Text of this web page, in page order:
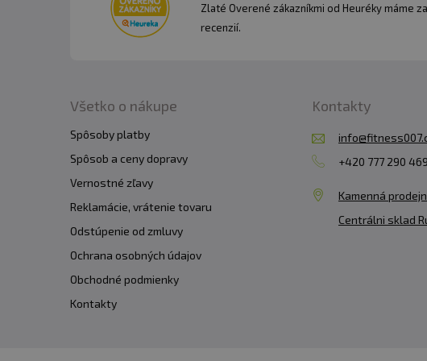
Konzumujte 1/2 lahvičky
tekutiny.
Zlaté Overené zákazníkmi od Heuréky máme
recenzií.
Všetko o nákupe
Spôsoby platby
Spôsob a ceny dopravy
Vernostné zľavy
Reklamácie, vrátenie tovaru
Odstúpenie od zmluvy
Ochrana osobných údajov
Obchodné podmienky
Kontakty
Kontakty
+420 777 290 469
Kamenná
Centrálni sklad